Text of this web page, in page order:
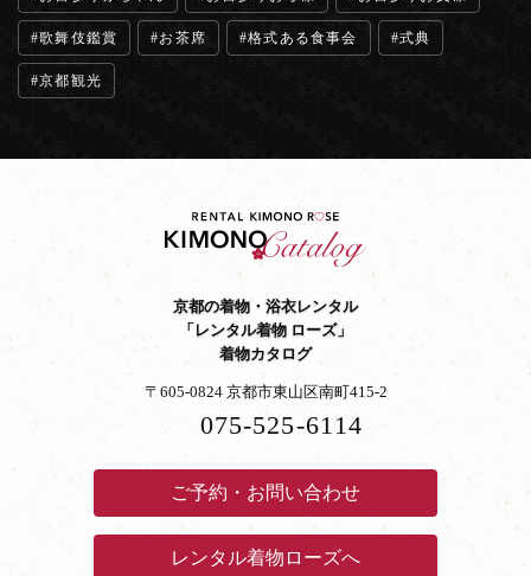
歌舞伎鑑賞 お茶席 格式ある食事会 式典
京都観光
京都の着物・浴衣レンタル
「レンタル着物 ローズ」
着物カタログ
〒605-0824 京都市東山区南町415-2
075-525-6114
ご予約・お問い合わせ
レンタル着物ローズへ